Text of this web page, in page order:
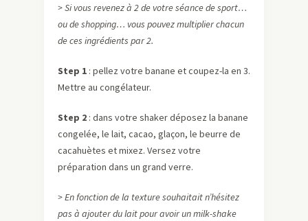
> Si vous revenez à 2 de votre séance de sport…
ou de shopping… vous pouvez multiplier chacun
de ces ingrédients par 2.
Step 1 : pellez votre banane et coupez-la en 3.
Mettre au congélateur.
Step 2 : dans votre shaker déposez la banane
congelée, le lait, cacao, glaçon, le beurre de
cacahuètes et mixez. Versez votre
préparation dans un grand verre.
> En fonction de la texture souhaitait n’hésitez
pas à ajouter du lait pour avoir un milk-shake